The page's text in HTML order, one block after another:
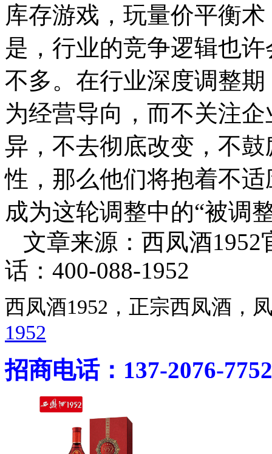
库存游戏，玩量价平衡
是，行业的竞争逻辑也
不多。在行业深度调整
为经营导向，而不关注
异，不去彻底改变，不
性，那么他们将抱着不
成为这轮调整中的“被调
文章来源：西凤酒
话：400-088-1952
西凤酒1952，正宗西凤酒
1952
招商电话：137-2076-7752